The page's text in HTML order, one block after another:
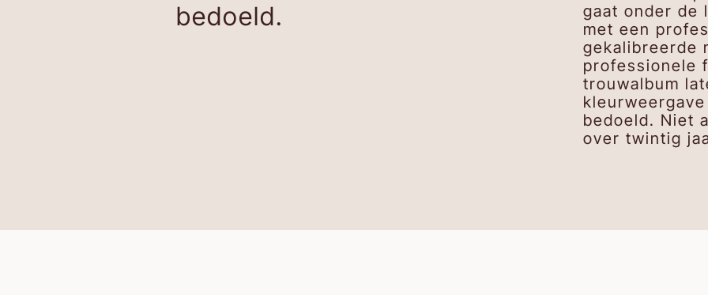
bedoeld.
gaat onder de
met een
gekalibreerde
professionele
trouwalbum
bedoeld. Niet
over twintig